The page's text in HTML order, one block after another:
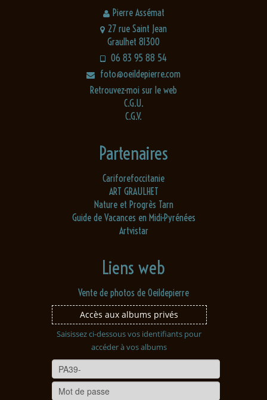
Pierre Assémat
27 rue Saint Jean
Graulhet 81300
06 83 95 88 54
foto@oeildepierre.com
Retrouvez-moi sur le web
C.G.U.
C.G.V.
Partenaires
Cariforefoccitanie
ART GRAULHET
Nature et Progrès Tarn
Guide de Vacances en Midi-Pyrénées
Artvistar
Liens web
Vente de photos de Oeildepierre
Accès aux albums privés
Saisissez ci-dessous vos identifiants pour
accéder à vos albums